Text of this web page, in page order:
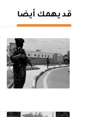
قد يهمك أيضا